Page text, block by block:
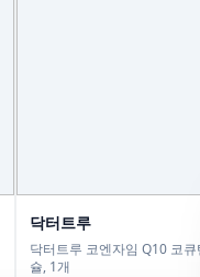
닥터트루
닥터트루 코엔자임 Q10 코
슐, 1개